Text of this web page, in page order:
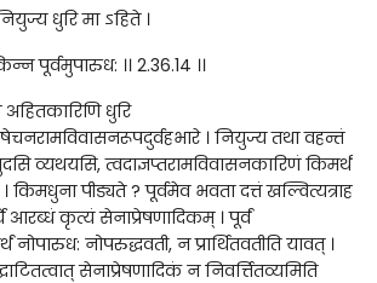
धुरि मा ऽहिते ।
पूर्वमुपारुध: ।। 2.36.14 ।।
धुरि
। नियुज्य तथा वहन्तं
व्यथयसि, त्वदाज्ञप्तरामविवासनकारिणं किमर्थं
किमधुना पीड्यते ? पूर्वमेव भवता दत्तं खल्वित्यत्राह
आरब्धं कृत्यं सेनाप्रेषणादिकम् । पूर्वं
नोपारुध: नोपरुद्धवती, न प्रार्थितवतीति यावत् ।
सेनाप्रेषणादिकं न निवर्त्तितव्यमिति